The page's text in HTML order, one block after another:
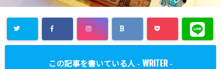
この記事を書いている人 - WRITER -